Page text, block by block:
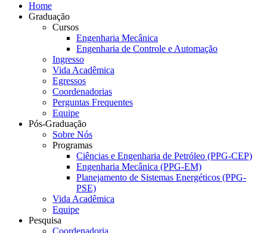
Home
Graduação
Cursos
Engenharia Mecânica
Engenharia de Controle e Automação
Ingresso
Vida Acadêmica
Egressos
Coordenadorias
Perguntas Frequentes
Equipe
Pós-Graduação
Sobre Nós
Programas
Ciências e Engenharia de Petróleo (PPG-CEP)
Engenharia Mecânica (PPG-EM)
Planejamento de Sistemas Energéticos (PPG-
PSE)
Vida Acadêmica
Equipe
Pesquisa
Coordenadoria